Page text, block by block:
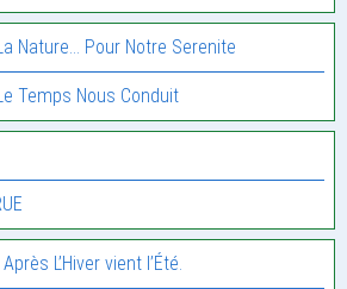
Nature… Pour Notre Serenite
Temps Nous Conduit
L’Hiver vient l’Été.